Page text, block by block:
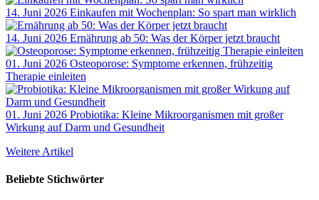
14. Juni 2026 Einkaufen mit Wochenplan: So spart man wirklich
14. Juni 2026 Ernährung ab 50: Was der Körper jetzt braucht
01. Juni 2026 Osteoporose: Symptome erkennen, frühzeitig
Therapie einleiten
01. Juni 2026 Probiotika: Kleine Mikroorganismen mit großer
Wirkung auf Darm und Gesundheit
Weitere Artikel
Beliebte Stichwörter